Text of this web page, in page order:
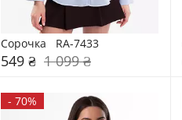
Сорочка   RA-7433
549 ₴ 1 099 ₴
- 70%